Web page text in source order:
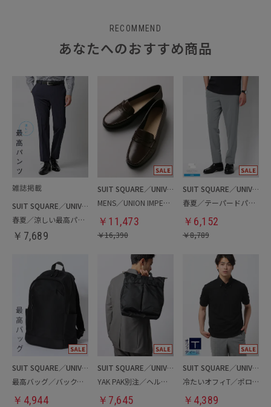
RECOMMEND
あなたへのおすすめ商品
SUIT SQUARE／UNIVERSAL LANGUAGE
春夏／涼しい最高パンツ
￥ 7,689
SUIT SQUARE／UNIVERSAL LANGUAGE
MENS／UNION IMPERIAL監修／コインローファー
￥ 11,473
￥16,390
SUIT SQUARE／UNIVERSAL LANGUAGE
春夏／テーパードパンツ
￥ 6,152
￥8,789
SUIT SQUARE／UNIVERSAL LANGUAGE
最高バッグ／バックパック
￥ 4,944
SUIT SQUARE／UNIVERSAL LANGUAGE
YAK PAK別注／ヘルメットバッグ
￥ 7,645
SUIT SQUARE／UNIVERSAL LANGUAGE
冷たいオフィT／ポロシャツ
￥ 4,389